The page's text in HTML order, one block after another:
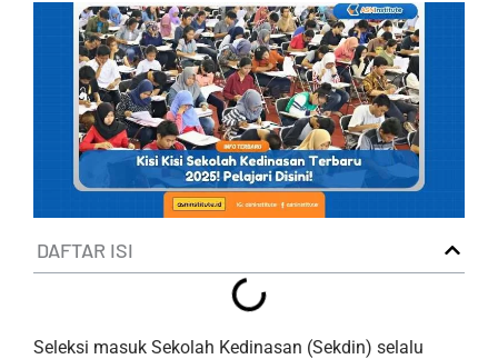
DAFTAR ISI
Seleksi masuk Sekolah Kedinasan (Sekdin) selalu